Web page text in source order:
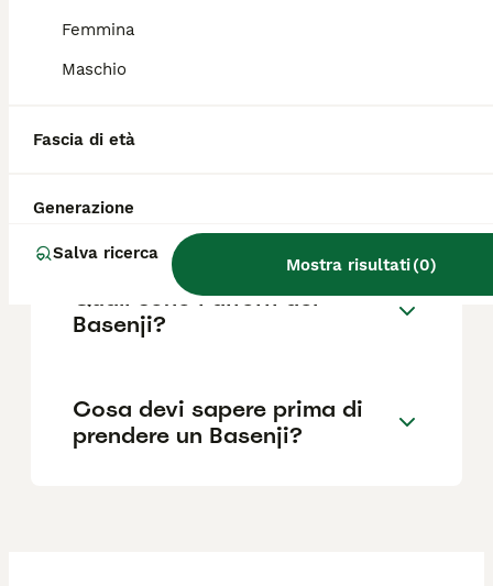
Femmina
Maschio
Fascia di età
Generazione
Salva ricerca
Mostra risultati(0)
Quanto dura la vita di un
Basenji?
Quali sono i difetti del
Basenji?
Cosa devi sapere prima di
prendere un Basenji?